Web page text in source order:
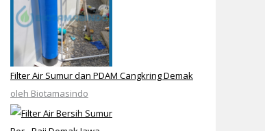
Filter Air Sumur dan PDAM Cangkring Demak
oleh Biotamasindo